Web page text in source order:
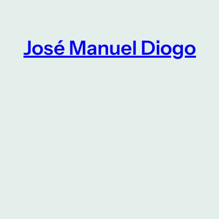
conteúdoJosé Manuel Diogo